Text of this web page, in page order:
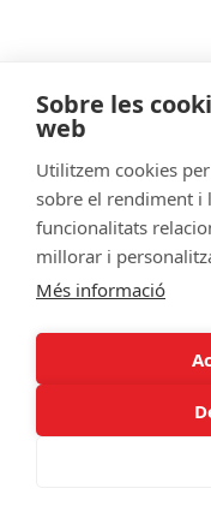
Sobre les
web
Utilitzem cookies
sobre el rendiment i
funcionalitats
millorar i
Més informació